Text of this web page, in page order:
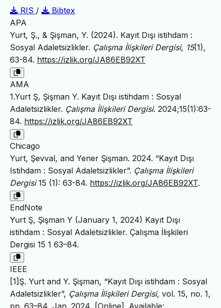
RIS /
Bibtex
APA
Yurt, Ş., & Şişman, Y. (2024). Kayıt Dışı istihdam :
Sosyal Adaletsizlikler. Çalışma İlişkileri Dergisi, 15(1),
63-84. https://izlik.org/JA86EB92XT
AMA
1.Yurt Ş, Şişman Y. Kayıt Dışı istihdam : Sosyal
Adaletsizlikler. Çalışma İlişkileri Dergisi. 2024;15(1):63-
84. https://izlik.org/JA86EB92XT
Chicago
Yurt, Şevval, and Yener Şişman. 2024. “Kayıt Dışı
Istihdam : Sosyal Adaletsizlikler”. Çalışma İlişkileri
Dergisi15 (1): 63-84. https://izlik.org/JA86EB92XT.
EndNote
Yurt Ş, Şişman Y (January 1, 2024) Kayıt Dışı
istihdam : Sosyal Adaletsizlikler. Çalışma İlişkileri
Dergisi 15 1 63–84.
IEEE
[1]Ş. Yurt and Y. Şişman, “Kayıt Dışı istihdam : Sosyal
Adaletsizlikler”, Çalışma İlişkileri Dergisi, vol. 15, no. 1,
pp. 63–84, Jan. 2024, [Online]. Available: